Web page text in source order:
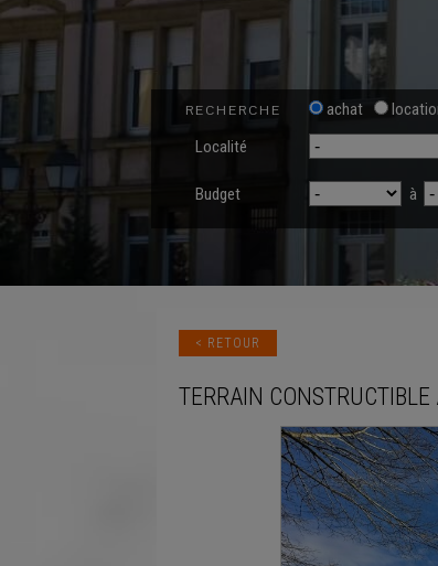
RECHERCHE achat
Localité
Budget à
< RETOUR
TERRAIN CONSTRUCTIBLE